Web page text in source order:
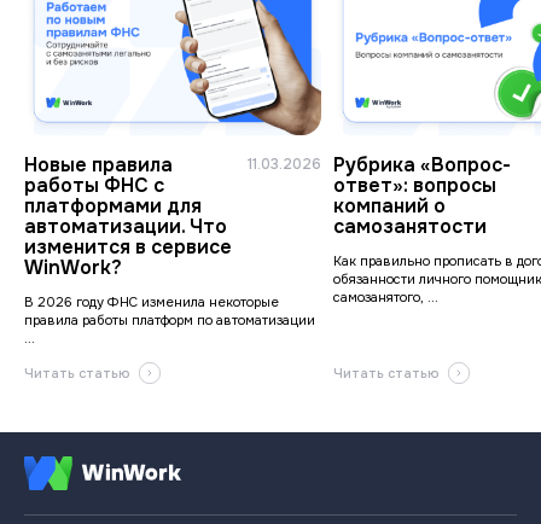
Новые правила
работы ФНС с
платформами для
автоматизации. Что
изменится в сервисе
WinWork?
11.03.2026
В 2026 году ФНС изменила некоторые
правила работы платформ по автоматизации
...
Читать статью
Рубрика «Вопрос-
ответ»: вопросы
компаний о
самозанятости
Как правильно прописать в
обязанности личного
самозанятого, ...
Читать статью